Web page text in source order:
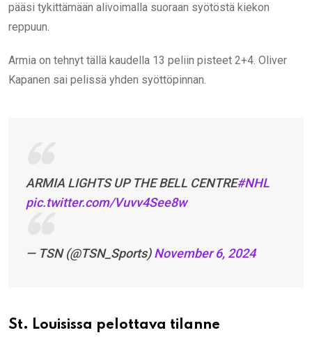
pääsi tykittämään alivoimalla suoraan syötöstä kiekon
reppuun.
Armia on tehnyt tällä kaudella 13 peliin pisteet 2+4. Oliver
Kapanen sai pelissä yhden syöttöpinnan.
ARMIA LIGHTS UP THE BELL CENTRE#NHL
pic.twitter.com/Vuvv4See8w
— TSN (@TSN_Sports)November 6, 2024
St. Louisissa pelottava tilanne